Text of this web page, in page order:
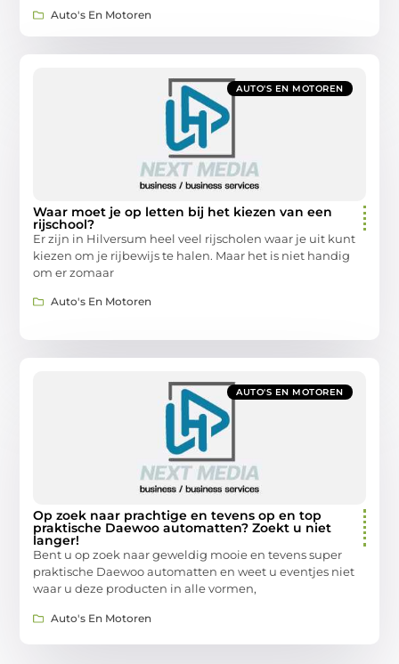
Auto's En Motoren
AUTO'S EN MOTOREN
Waar moet je op letten bij het kiezen van een
rijschool?
Er zijn in Hilversum heel veel rijscholen waar je uit kunt
kiezen om je rijbewijs te halen. Maar het is niet handig
om er zomaar
Auto's En Motoren
AUTO'S EN MOTOREN
Op zoek naar prachtige en tevens op en top
praktische Daewoo automatten? Zoekt u niet
langer!
Bent u op zoek naar geweldig mooie en tevens super
praktische Daewoo automatten en weet u eventjes niet
waar u deze producten in alle vormen,
Auto's En Motoren